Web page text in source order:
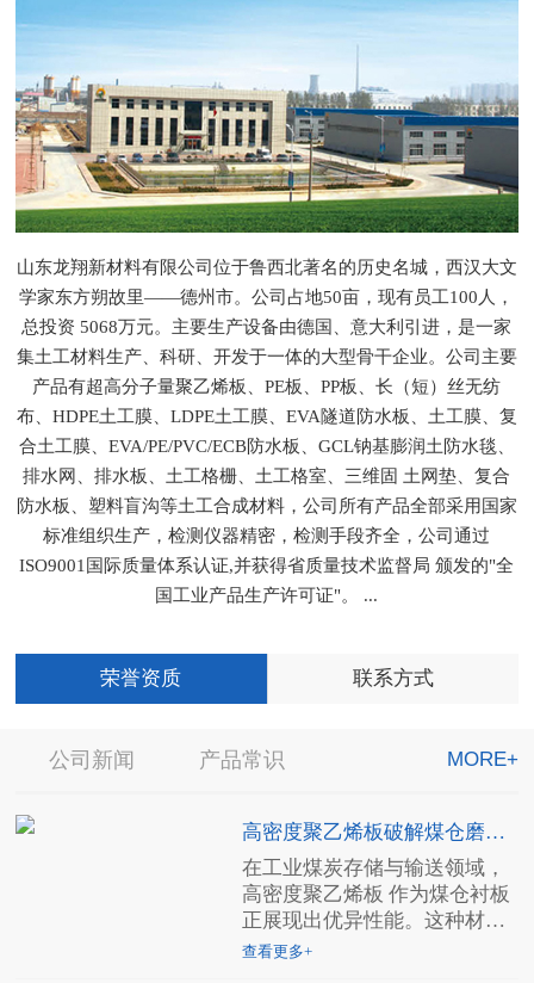
山东龙翔新材料有限公司位于鲁西北著名的历史名城，西汉大文
学家东方朔故里——德州市。公司占地50亩，现有员工100人，
总投资 5068万元。主要生产设备由德国、意大利引进，是一家
集土工材料生产、科研、开发于一体的大型骨干企业。公司主要
产品有超高分子量聚乙烯板、PE板、PP板、长（短）丝无纺
布、HDPE土工膜、LDPE土工膜、EVA隧道防水板、土工膜、复
合土工膜、EVA/PE/PVC/ECB防水板、GCL钠基膨润土防水毯、
排水网、排水板、土工格栅、土工格室、三维固 土网垫、复合
防水板、塑料盲沟等土工合成材料，公司所有产品全部采用国家
标准组织生产，检测仪器精密，检测手段齐全，公司通过
ISO9001国际质量体系认证,并获得省质量技术监督局 颁发的"全
国工业产品生产许可证"。 ...
荣誉资质 联系方式
公司新闻 产品常识 MORE+
高密度聚乙烯板破解煤仓磨
损、堵塞、腐蚀三大顽疾
在工业煤炭存储与输送领域，
高密度聚乙烯板 作为煤仓衬板
正展现出优异性能。这种材料
凭借独特的分子链结构...
查看更多+